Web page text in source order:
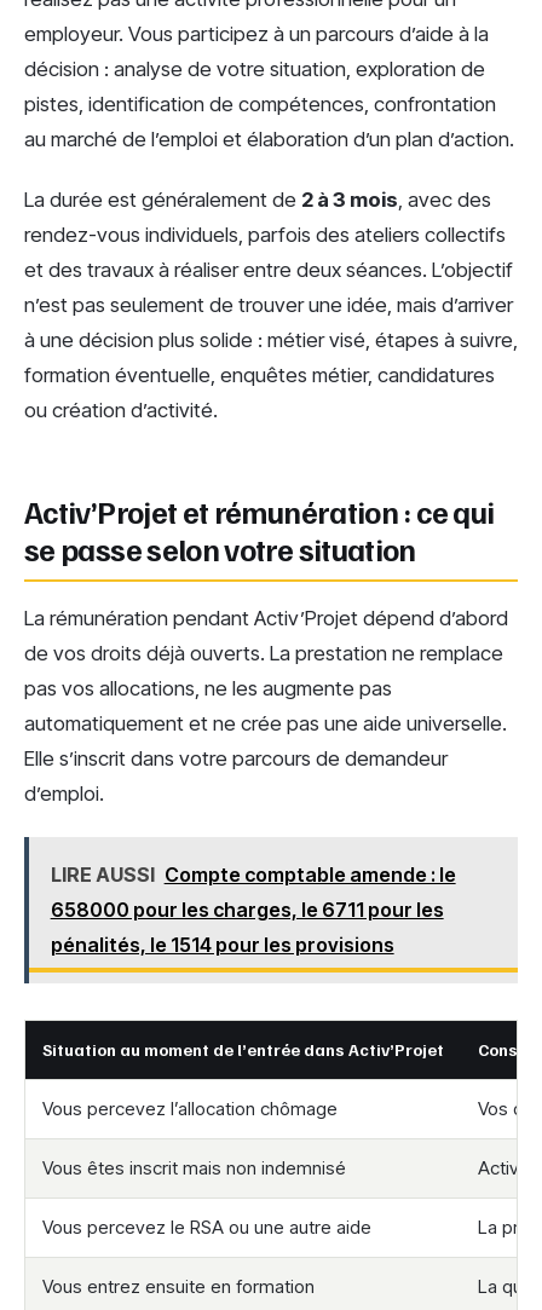
employeur. Vous participez à un parcours d’aide à la
décision : analyse de votre situation, exploration de
pistes, identification de compétences, confrontation
au marché de l’emploi et élaboration d’un plan d’action.
La durée est généralement de 2 à 3 mois, avec des
rendez-vous individuels, parfois des ateliers collectifs
et des travaux à réaliser entre deux séances. L’objectif
n’est pas seulement de trouver une idée, mais d’arriver
à une décision plus solide : métier visé, étapes à suivre,
formation éventuelle, enquêtes métier, candidatures
ou création d’activité.
Activ’Projet et rémunération : ce qui
se passe selon votre situation
La rémunération pendant Activ’Projet dépend d’abord
de vos droits déjà ouverts. La prestation ne remplace
pas vos allocations, ne les augmente pas
automatiquement et ne crée pas une aide universelle.
Elle s’inscrit dans votre parcours de demandeur
d’emploi.
LIRE AUSSI Compte comptable amende : le
658000 pour les charges, le 6711 pour les
pénalités, le 1514 pour les provisions
Situation au moment de l’entrée dans Activ’Projet
Vous percevez l’allocation chômage Vos
Vous êtes inscrit mais non indemnisé
Vous percevez le RSA ou une autre aide La
Vous entrez ensuite en formation La